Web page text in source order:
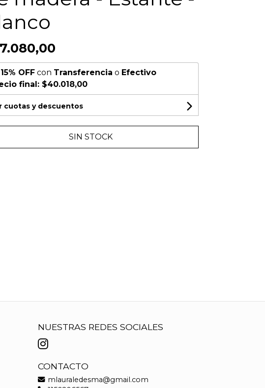
15% OFFcon Transferencia o Efectivo
final: $40.018,00
cuotas y descuentos
SIN STOCK
NUESTRAS REDES SOCIALES
CONTACTO
mlauraledesma@gmail.com